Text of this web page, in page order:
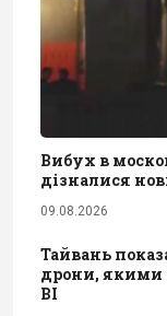
Вибух в
дізналися
09.08.2026
Тайвань
дрони, якими
BI